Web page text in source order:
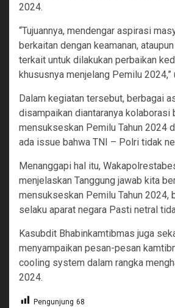
2024.
“Tujuannya, mendengar aspirasi
berkaitan dengan keamanan,
terkait untuk dilakukan perbaikan
khususnya menjelang Pemilu
Dalam kegiatan tersebut, berbagai
disampaikan diantaranya kolaborasi
mensukseskan Pemilu Tahun 2024
ada issue bahwa TNI – Polri tidak
Menanggapi hal itu,
menjelaskan Tanggung jawab kita
mensukseskan Pemilu Tahun 2024,
selaku aparat negara Pasti netral
Kasubdit Bhabinkamtibmas juga
menyampaikan pesan-pesan
cooling system dalam rangka
2024.
Pengunjung 68